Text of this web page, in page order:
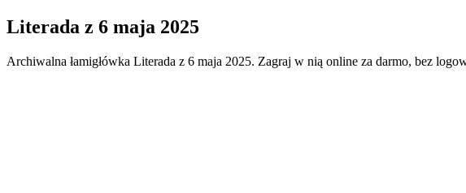
Literada z 6 maja 2025
Archiwalna łamigłówka Literada z 6 maja 2025. Zagraj w nią online za darmo, bez